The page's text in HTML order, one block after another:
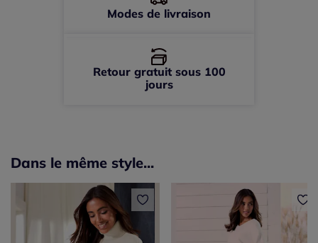
Modes de livraison
Retour gratuit sous 100
jours
Dans le même style...